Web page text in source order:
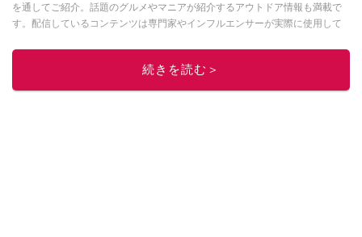
を通してご紹介。話題のグルメやマニアが紹介するアウトドア情報も満載で
す。配信しているコンテンツは専門家やインフルエンサーが実際に使用して
ニュースでフォロー
続きを読む＞